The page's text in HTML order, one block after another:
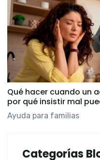
Qué hacer cuando un
por qué insistir mal
Ayuda para familias
Categorías